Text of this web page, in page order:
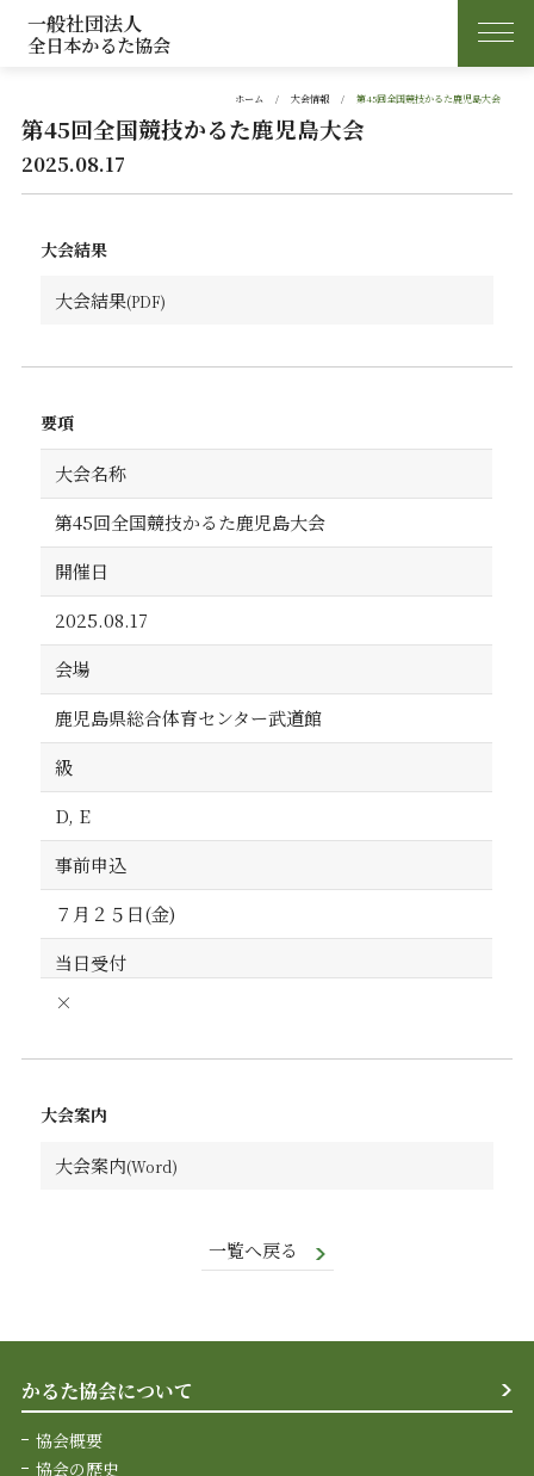
一般社団法人
全日本かるた協会
ホーム 大会情報 第45回全国競技かるた鹿児島大会
第45回全国競技かるた鹿児島大会
2025.08.17
大会結果
大会結果
要項
大会名称
第45回全国競技かるた鹿児島大会
開催日
2025.08.17
会場
鹿児島県総合体育センター武道館
級
D, E
事前申込
７月２５日(金)
当日受付
×
大会案内
大会案内
一覧へ戻る
かるた協会について
協会概要
協会の歴史